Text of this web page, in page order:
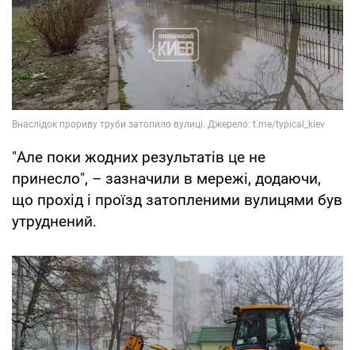
"Але поки жодних результатів це не
принесло", – зазначили в мережі, додаючи,
що прохід і проїзд затопленими вулицями був
утруднений.